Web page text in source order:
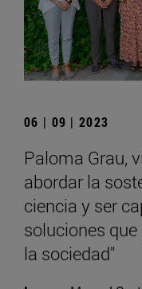
06 | 09 | 2023
Paloma Grau,
abordar la
ciencia y ser
soluciones
la sociedad"